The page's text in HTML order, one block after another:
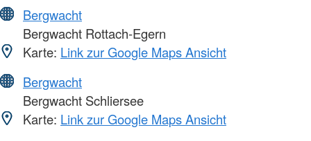
Bergwacht
Bergwacht Rottach-Egern
Karte: Link zur Google Maps Ansicht
Bergwacht
Bergwacht Schliersee
Karte: Link zur Google Maps Ansicht